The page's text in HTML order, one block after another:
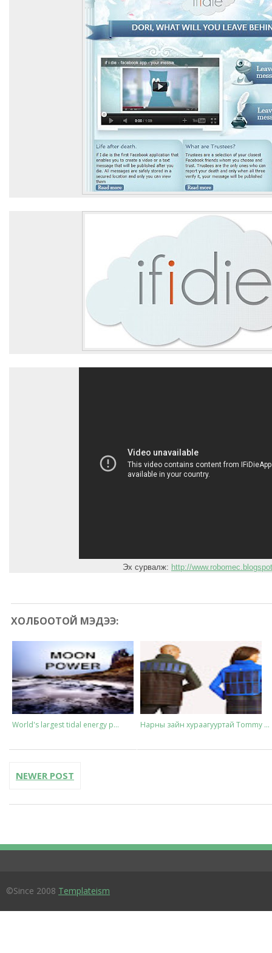
Эх сурвалж: http://
ХОЛБООТОЙ МЭДЭЭ:
World's largest tidal energy p... Нарны зайн хураагууртай Tommy ...
NEWER POST
©Since 2008 Templateism